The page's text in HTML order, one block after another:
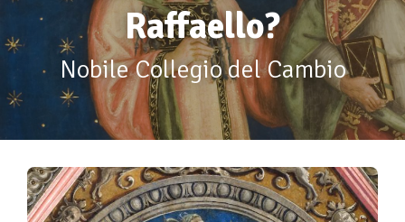
Raffaello?
Nobile Collegio del Cambio